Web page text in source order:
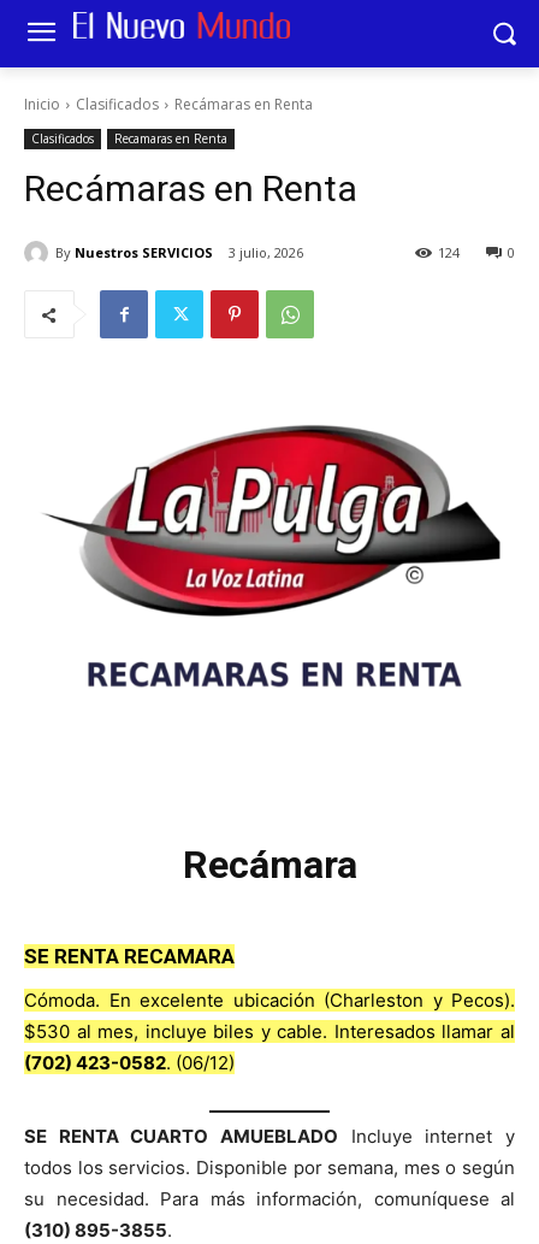
Inicio Clasificados Recámaras en Renta
Clasificados Recamaras en Renta
Recámaras en Renta
By Nuestros SERVICIOS 3 julio, 2026 0
124
Recámara
SE RENTA RECAMARA
Cómoda. En excelente ubicación (Charleston y Pecos).
$530 al mes, incluye biles y cable. Interesados llamar al
(702) 423-0582. (06/12)
SE RENTA CUARTO AMUEBLADO Incluye internet y
todos los servicios. Disponible por semana, mes o según
su necesidad. Para más información, comuníquese al
(310) 895-3855.